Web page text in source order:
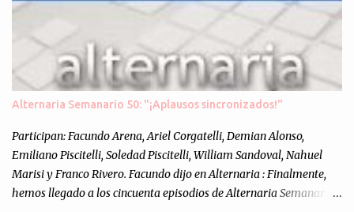
o
s
Alternaria Semanario 50: "¡Aplausos sincronizados!"
Participan: Facundo Arena, Ariel Corgatelli, Demian Alonso,
Emiliano Piscitelli, Soledad Piscitelli, William Sandoval, Nahuel
Marisi y Franco Rivero. Facundo dijo en Alternaria : Finalmente,
hemos llegado a los cincuenta episodios de Alternaria Semanario.